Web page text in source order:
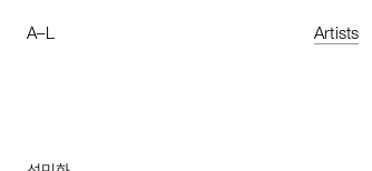
A–L Artists